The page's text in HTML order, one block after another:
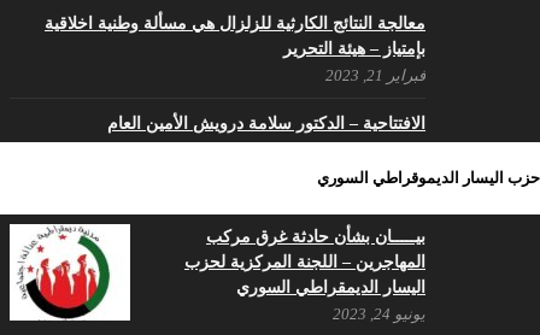
معالجة النتائج الكارثية للزلزال هي مسألة وطنية اخلاقية
بإمتياز – هيئة التحرير
فبراير 21, 2023
الافتتاحية – الدكتور سلامة درويش الأمين العام
مايو 29, 2022
مؤتمر بروكسل السادس كفاكم كذباً
مايو 15, 2022
حزب اليسار الديموقراطي السوري
بيـــــان بشأن حادثة غرق مركب
المهاجرين – اللجنة المركزية لحزب
اليسار الديمقراطي السوري
يونيو 24, 2023